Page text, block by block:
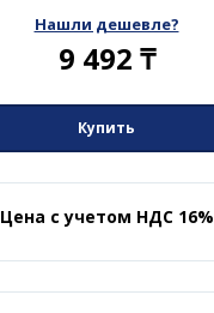
Нашли дешевле?
9 492 ₸
Купить
Цена с учетом НДС 16%